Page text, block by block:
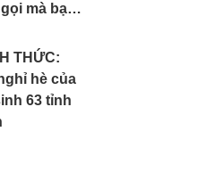
mà bạn
THỨC:
hè của
63 tỉnh